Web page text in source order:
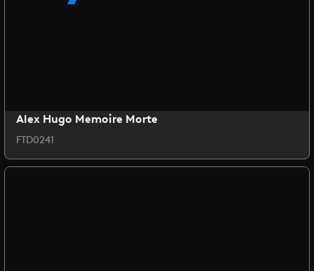
Alex Hugo Memoire Morte
FTD0241